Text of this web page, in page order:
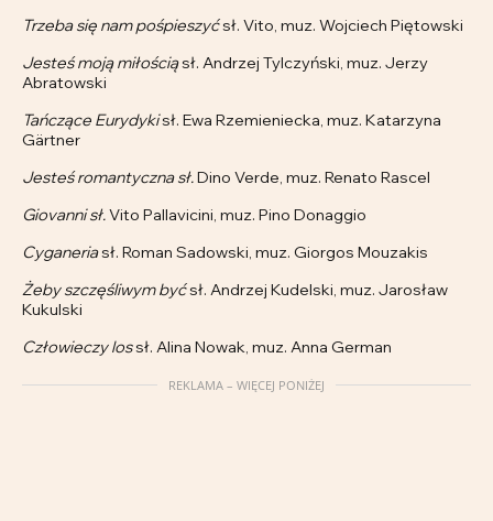
Trzeba się nam pośpieszyćsł. Vito, muz. Wojciech Piętowski
Jesteś moją miłościąsł. Andrzej Tylczyński, muz. Jerzy
Abratowski
Tańczące Eurydykisł. Ewa Rzemieniecka, muz. Katarzyna
Gärtner
Jesteś romantyczna sł.Dino Verde, muz. Renato Rascel
Giovanni sł.Vito Pallavicini, muz. Pino Donaggio
Cyganeriasł. Roman Sadowski, muz. Giorgos Mouzakis
Żeby szczęśliwym byćsł. Andrzej Kudelski, muz. Jarosław
Kukulski
Człowieczy lossł. Alina Nowak, muz. Anna German
REKLAMA – WIĘCEJ PONIŻEJ